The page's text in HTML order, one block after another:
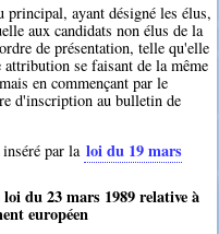
principal, ayant désigné les élus,
aux candidats non élus de la
de présentation, telle qu'elle
se faisant de la même
en commençant par le
d'inscription au bulletin de
par la loi du 19 mars
du 23 mars 1989 relative à
européen